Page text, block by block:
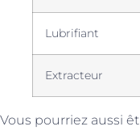
Lubrifiant
Extracteur
Vous pourriez aussi